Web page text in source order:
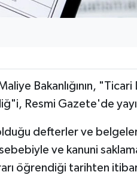
Bakanlığının,
Resmi Gazete'de
defterler ve belgeler,
ve kanuni
öğrendiği tarihten